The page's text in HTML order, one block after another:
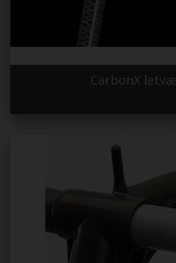
CarbonX